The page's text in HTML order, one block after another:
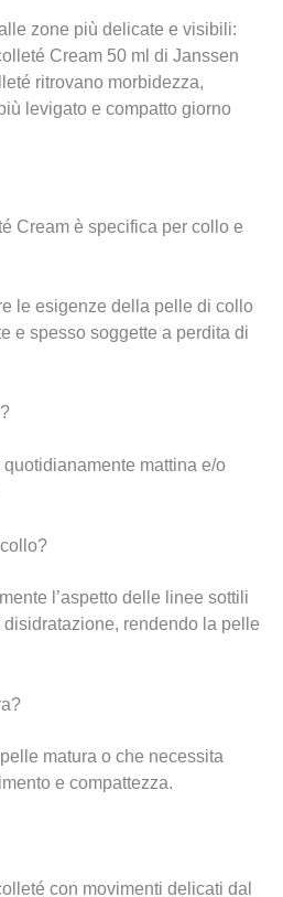
zone più delicate e visibili:
Cream 50 ml di Janssen
ritrovano morbidezza,
levigato e compatto giorno
Cream è specifica per collo e
le esigenze della pelle di collo
e spesso soggette a perdita di
mattina e/o
l’aspetto delle linee sottili
rendendo la pelle
matura o che necessita
e compattezza.
con movimenti delicati dal